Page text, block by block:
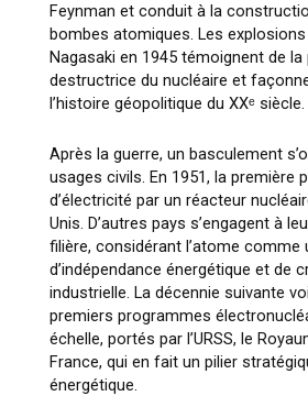
Feynman et conduit à la
bombes atomiques. Les explosions
Nagasaki en 1945 témoignent de la
destructrice du nucléaire et
l’histoire géopolitique du XXᵉ siècle.
Après la guerre, un basculement
usages civils. En 1951, la première
d’électricité par un réacteur
Unis. D’autres pays s’engagent à
filière, considérant l’atome comme
d’indépendance énergétique et de
industrielle. La décennie suivante
premiers programmes
échelle, portés par l’URSS, le
France, qui en fait un pilier
énergétique.